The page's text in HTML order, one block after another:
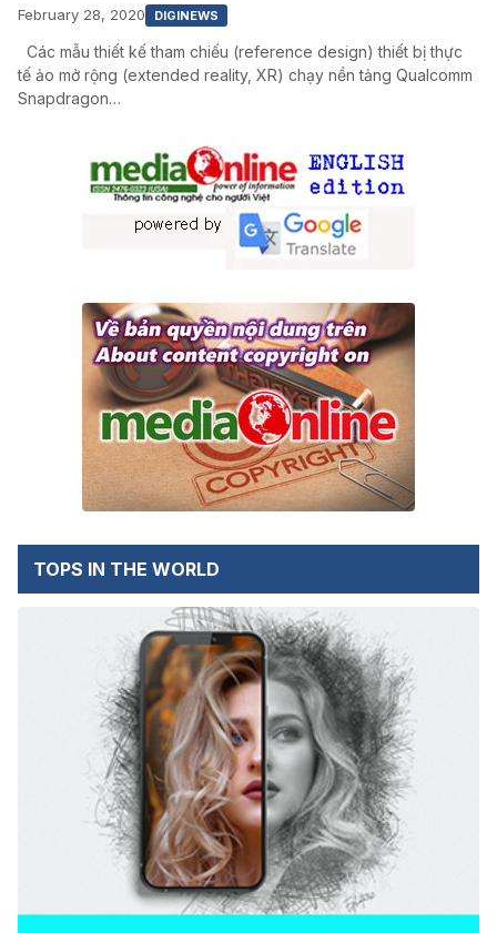
February 28, 2020 DIGINEWS
Các mẫu thiết kế tham chiếu (reference design) thiết bị thực
tế ảo mở rộng (extended reality, XR) chạy nền tảng Qualcomm
Snapdragon…
TOPS IN THE WORLD